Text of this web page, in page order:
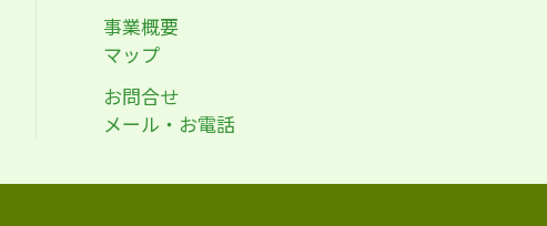
事業概要
マップ
お問合せ
メール・お電話